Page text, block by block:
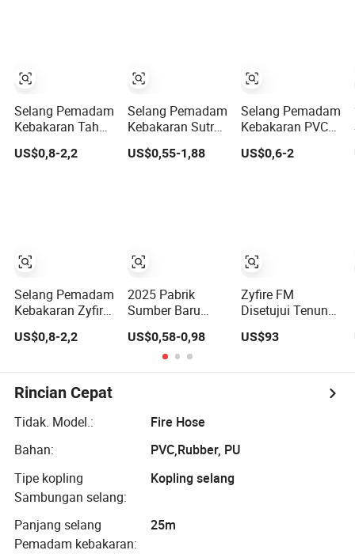
Selang Pemadam
Kebakaran Tahan
Lama yang
Dilapisi Karet
US$0,8-2,2
Selang Pemadam
Kebakaran Zyfire
dengan BS6391
US$0,8-2,2
Selang Pemadam
Kebakaran Sutra
Tenacity Tinggi,
1.5"-2.5 Inci,
US$0,55-1,88
2025 Pabrik
Sumber Baru
Poliester Jaket
Selang
Kebakaran
Pemadam
US$0,58-0,98
Selang Pemadam
Kebakaran PVC
Karet Berkualitas
Tinggi
US$0,6-2
Zyfire FM
Disetujui Tenun
Tunggal Pelapis
Inci Selang
US$93
Rincian Cepat
Tidak. Model.:
Fire Hose
Bahan:
PVC,Rubber, PU
Tipe kopling
Sambungan selang:
Kopling selang
Panjang selang
Pemadam kebakaran:
25m